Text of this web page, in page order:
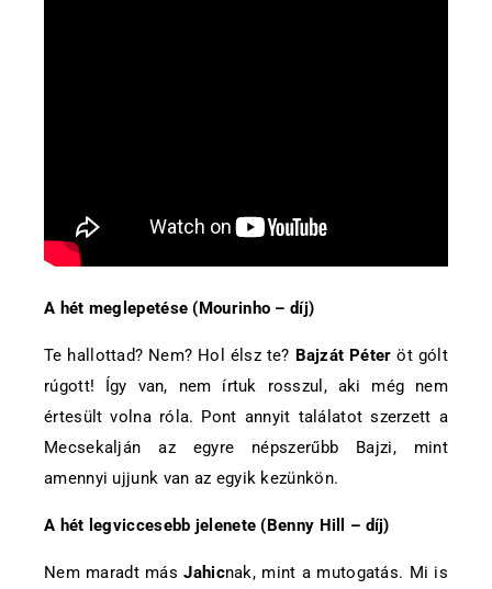
A hét meglepetése (Mourinho – díj)
Te hallottad? Nem? Hol élsz te? Bajzát Péter öt gólt
rúgott! Így van, nem írtuk rosszul, aki még nem
értesült volna róla. Pont annyit találatot szerzett a
Mecsekalján az egyre népszerűbb Bajzi, mint
amennyi ujjunk van az egyik kezünkön.
A hét legviccesebb jelenete (Benny Hill – díj)
Nem maradt másJahicnak, mint a mutogatás. Mi is